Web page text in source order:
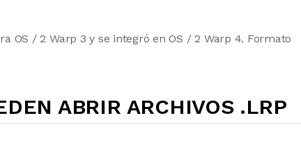
OS / 2 Warp 3 y se integró en OS / 2 Warp 4. Formato
ABRIR ARCHIVOS .LRP